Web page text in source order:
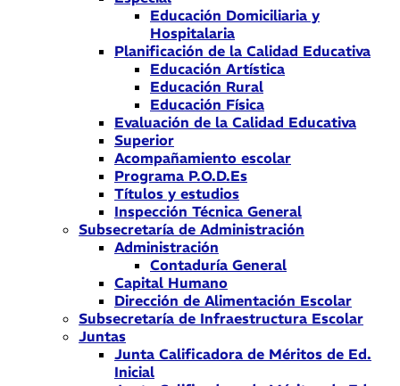
Educación Domiciliaria y
Hospitalaria
Planificación de la Calidad Educativa
Educación Artística
Educación Rural
Educación Física
Evaluación de la Calidad Educativa
Superior
Acompañamiento escolar
Programa P.O.D.Es
Títulos y estudios
Inspección Técnica General
Subsecretaría de Administración
Administración
Contaduría General
Capital Humano
Dirección de Alimentación Escolar
Subsecretaría de Infraestructura Escolar
Juntas
Junta Calificadora de Méritos de Ed.
Inicial